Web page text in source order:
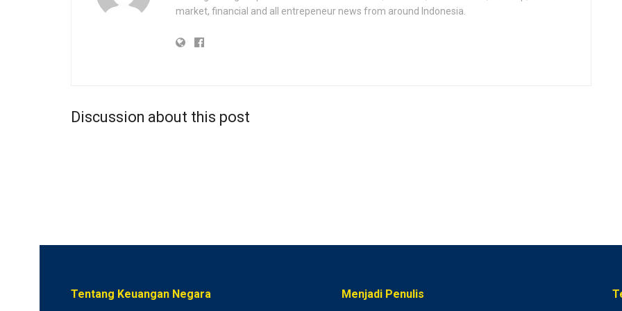
market, financial and all entrepeneur news from around Indonesia.
Discussion about this post
Tentang Keuangan Negara Menjadi Penulis